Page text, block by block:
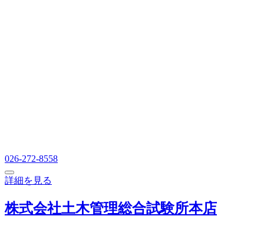
026-272-8558
詳細を見る
株式会社土木管理総合試験所本店